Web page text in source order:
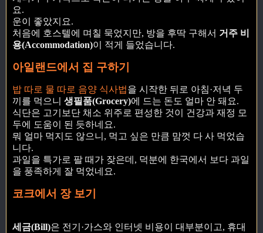
요.
운이 좋았지요.
처음에 호스텔에 며칠 묵었지만, 방을 후딱 구해서 거주 비
용(Accommodation)이 적게 들었습니다.
아일랜드에서 집 구하기
밥 따로 물 따로 음양 식사법을 시작한 뒤로 아침·저녁 두
끼를 먹으니 생필품(Grocery)에 드는 돈도 얼마 안 돼요.
식단은 고기보단 채소 위주로 편성한 것이 건강과 재정 모
두에 도움이 된 듯하네요.
뭐 얼마 먹지도 않으니, 먹고 싶은 만큼 맘껏 다 사 먹었습
니다.
과일을 특가로 팔 때가 잦은데, 덕분에 한국에서 보다 과일
을 풍족하게 잘 먹었네요.
코크에서 장 보기
세금(Bill)은 전기·가스와 인터넷 비용이 대부분이고, 휴대